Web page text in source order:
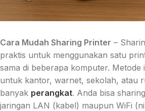
Cara Mudah Sharing Printer –
praktis untuk menggunakan satu
sama di beberapa komputer. Metode
untuk kantor, warnet, sekolah, atau
banyak perangkat. Anda bisa
jaringan LAN (kabel) maupun WiFi